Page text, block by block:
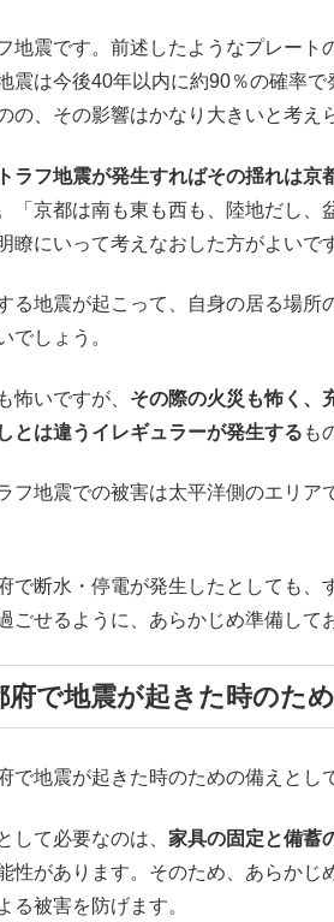
地震です。前述したようなプレー
震は今後40年以内に約90％の確率
の、その影響はかなり大きいと考え
ラフ地震が発生すればその揺れは京
「京都は南も東も西も、陸地だし
瞭にいって考えなおした方がよいで
る地震が起こって、自身の居る場
でしょう。
怖いですが、 その際の火災も怖く、
とは違うイレギュラーが発生する も
フ地震での被害は太平洋側のエリ
で断水・停電が発生したとしても
ごせるように、あらかじめ準備して
府で地震が起きた時のた
で地震が起きた時のための備えとし
して必要なのは、 家具の固定と備蓄
性があります。そのため、あらかじ
る被害を防げます。